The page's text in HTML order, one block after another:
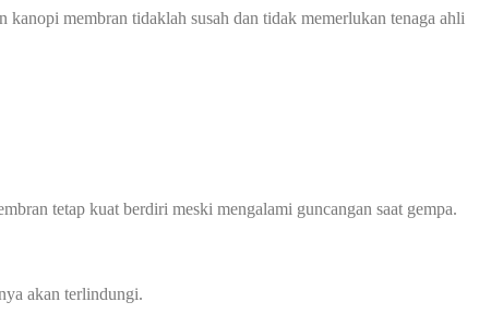
membran tidaklah susah dan tidak memerlukan tenaga ahli
tetap kuat berdiri meski mengalami guncangan saat gempa.
akan terlindungi.